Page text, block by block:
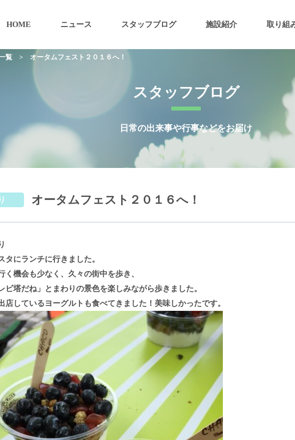
HOME ニュース スタッフブログ 施設紹介 取り組
スタッフブログ
日常の出来事や行事などをお届け
覧 > オータムフェスト２０１６へ！
オータムフェスト２０１６へ！
にランチに行きました。
く機会も少なく、久々の街中を歩き、
ビ塔だね」とまわりの景色を楽しみながら歩きました。
店しているヨーグルトも食べてきました！美味しかったです。